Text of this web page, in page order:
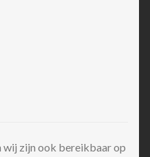
wij zijn ook bereikbaar op